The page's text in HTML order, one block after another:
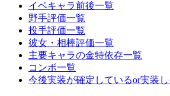
イベキャラ前後一覧
野手評価一覧
投手評価一覧
彼女・相棒評価一覧
主要キャラの金特依存一覧
コンボ一覧
今後実装が確定しているor実装